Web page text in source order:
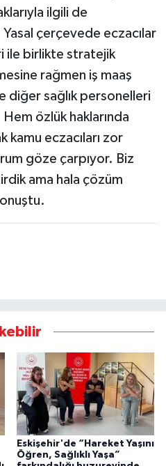
ilgili de
Yasal çerçevede eczacılar
ile birlikte stratejik
rağmen iş maaş
diğer sağlık personelleri
özlük haklarında
kamu eczacıları zor
göze çarpıyor. Biz
ama hala çözüm
Eskişehir'de “Hareket Yaşını
Öğren, Sağlıklı Yaşa”